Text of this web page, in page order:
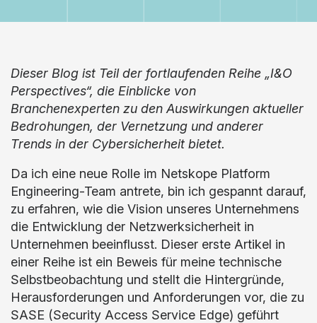
Dieser Blog ist Teil der fortlaufenden Reihe „I&O
Perspectives“, die Einblicke von
Branchenexperten zu den Auswirkungen aktueller
Bedrohungen, der Vernetzung und anderer
Trends in der Cybersicherheit bietet.
Da ich eine neue Rolle im Netskope Platform
Engineering-Team antrete, bin ich gespannt darauf,
zu erfahren, wie die Vision unseres Unternehmens
die Entwicklung der Netzwerksicherheit in
Unternehmen beeinflusst. Dieser erste Artikel in
einer Reihe ist ein Beweis für meine technische
Selbstbeobachtung und stellt die Hintergründe,
Herausforderungen und Anforderungen vor, die zu
SASE (Security Access Service Edge) geführt